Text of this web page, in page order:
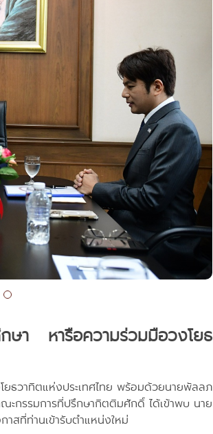
ษา หารือความร่วมมือวงโยธ
ธวาทิตแห่งประเทศไทย พร้อมด้วยนายพัลลภ
กรรมการที่ปรึกษากิตติมศักดิ์ ได้เข้าพบ นาย
สที่ท่านเข้ารับตำแหน่งใหม่